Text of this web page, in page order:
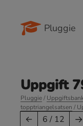
Pluggie
Uppgift
Pluggie/
topptriangelsatsen /
← 6 / 12 →